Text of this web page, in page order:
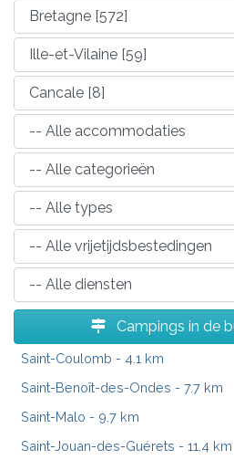
Campings in de
Saint-Coulomb - 4.1 km
Saint-Benoît-des-Ondes - 7.7 km
Saint-Malo - 9.7 km
Saint-Jouan-des-Guérets - 11.4 km